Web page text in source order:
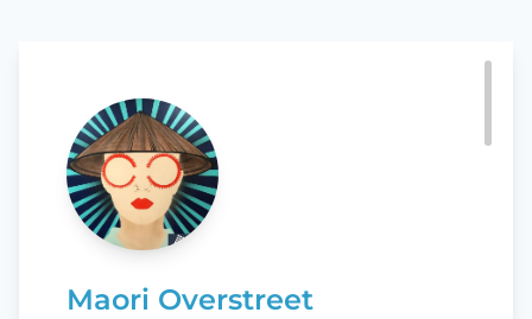
Maori Overstreet